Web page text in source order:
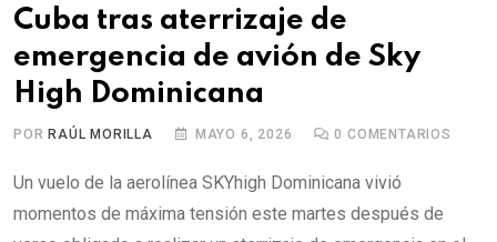
Cuba tras aterrizaje de
emergencia de avión de Sky
High Dominicana
POR RAÚL MORILLA MAYO 6, 2026 0 COMENTARIOS
Un vuelo de la aerolínea SKYhigh Dominicana vivió
momentos de máxima tensión este martes después de